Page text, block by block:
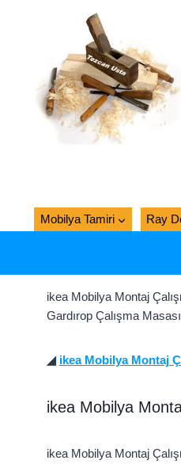
Mobilya Tamiri Ray
ikea Mobilya Montaj
Gardırop Çalışma
◢ ikea Mobilya Montaj
ikea Mobilya
ikea Mobilya Montaj